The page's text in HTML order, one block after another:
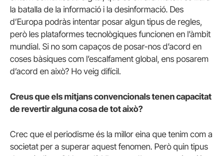
la batalla de la informació i la desinformació. Des
d’Europa podràs intentar posar algun tipus de regles,
però les plataformes tecnològiques funcionen en l’àmbit
mundial. Si no som capaços de posar-nos d’acord en
coses bàsiques com l’escalfament global, ens posarem
d’acord en això? Ho veig difícil.
Creus que els mitjans convencionals tenen capacitat
de revertir alguna cosa de tot això?
Crec que el periodisme és la millor eina que tenim com a
societat per a superar aquest fenomen. Però quin tipus